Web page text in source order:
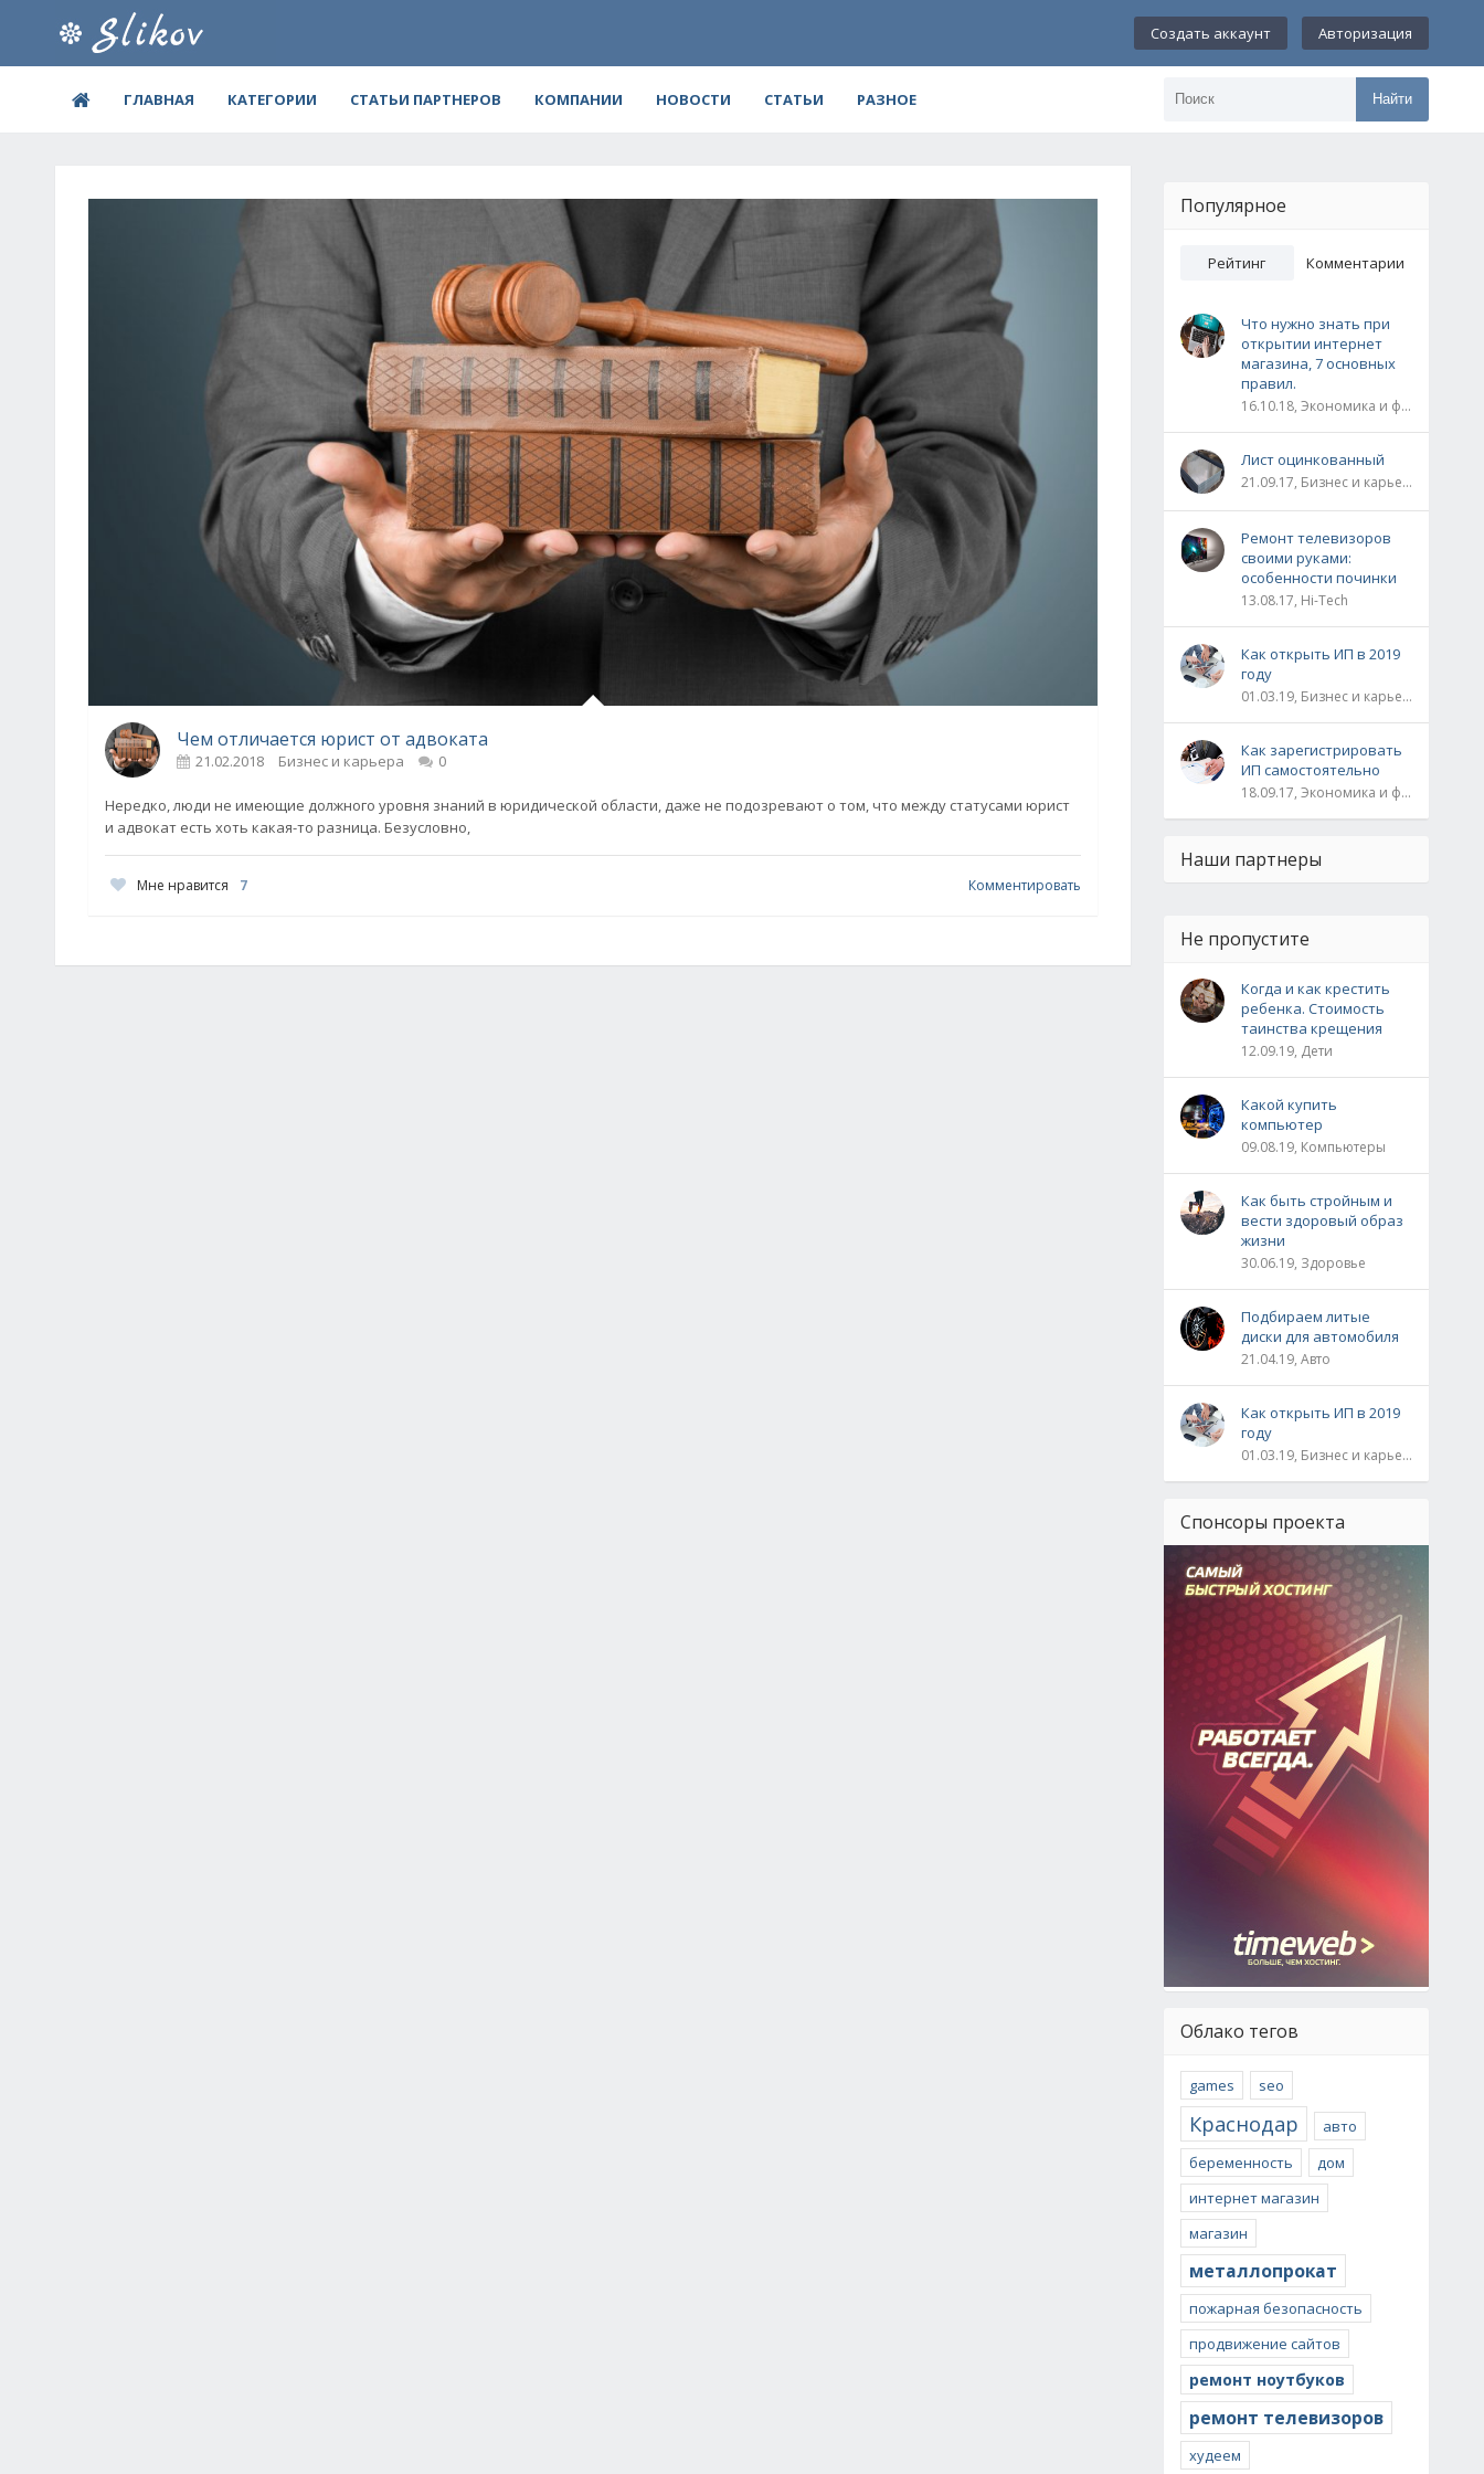
Создать аккаунт Авторизация
ГЛАВНАЯ КАТЕГОРИИ СТАТЬИ ПАРТНЕРОВ КОМПАНИИ НОВОСТИ СТАТЬИ РАЗНОЕ Найти
Чем отличается юрист от адвоката
21.02.2018 Бизнес и карьера 0
Нередко, люди не имеющие должного уровня знаний в юридической области, даже не подозревают о том, что между статусами юрист
и адвокат есть хоть какая-то разница. Безусловно,
Мне нравится 7 Комментировать
Популярное
Рейтинг Комментарии
Что нужно знать при
открытии интернет
магазина, 7 основных
правил.
16.10.18, Экономика и финансы
Лист оцинкованный
21.09.17, Бизнес и карьера
Ремонт телевизоров
своими руками:
особенности починки
13.08.17, Hi-Tech
Как открыть ИП в 2019
году
01.03.19, Бизнес и карьера
Как зарегистрировать
ИП самостоятельно
18.09.17, Экономика и финансы
Наши партнеры
Не пропустите
Когда и как крестить
ребенка. Стоимость
таинства крещения
12.09.19, Дети
Какой купить
компьютер
09.08.19, Компьютеры
Как быть стройным и
вести здоровый образ
жизни
30.06.19, Здоровье
Подбираем литые
диски для автомобиля
21.04.19, Авто
Как открыть ИП в 2019
году
01.03.19, Бизнес и карьера
Спонсоры проекта
Облако тегов
games seo
Краснодар
авто
беременность
дом
интернет магазин
магазин
металлопрокат
пожарная безопасность
продвижение сайтов
ремонт ноутбуков
ремонт телевизоров
худеем